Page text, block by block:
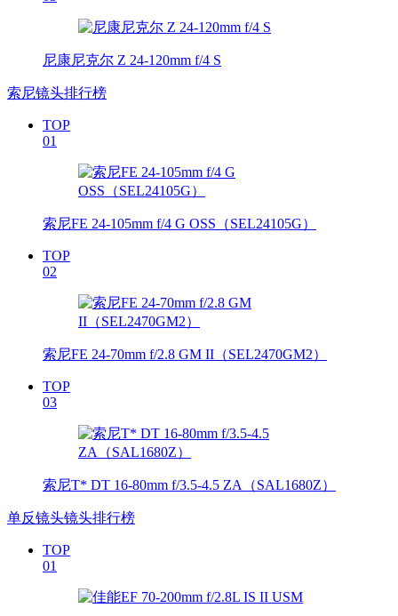
尼康尼克尔 Z 24-120mm f/4 S
索尼镜头排行榜
TOP
01
索尼FE 24-105mm f/4 G OSS（SEL24105G）
TOP
02
索尼FE 24-70mm f/2.8 GM II（SEL2470GM2）
TOP
03
索尼T* DT 16-80mm f/3.5-4.5 ZA（SAL1680Z）
单反镜头镜头排行榜
TOP
01